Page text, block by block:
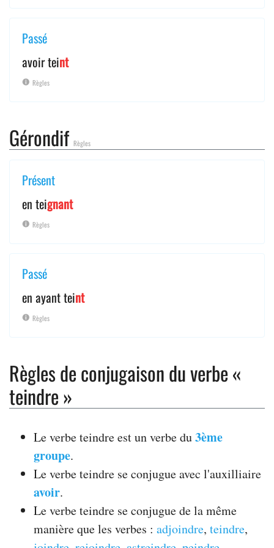
Passé
avoir teint
Règles
Gérondif Règles
Présent
en teignant
Règles
Passé
en ayant teint
Règles
Règles de conjugaison du verbe «
teindre »
Le verbe teindre est un verbe du3ème
groupe.
Le verbe teindre se conjugue avec l'auxilliaire
avoir.
Le verbe teindre se conjugue de la même
manière que les verbes : adjoindre, teindre,